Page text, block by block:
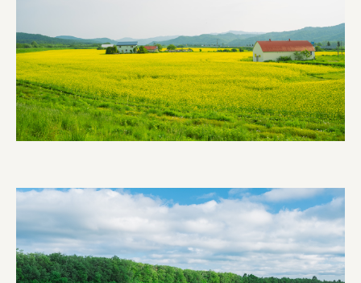
有限会社 丸久商店
株式会社イソガイ
インターステラテクノロジズ株式会社
株式会社リビタ
宗教法人圓能寺立 若草幼稚園
株式会社 照沼